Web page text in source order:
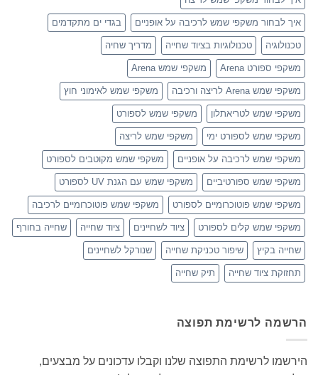
איך לבחור משקפי שמש לרכיבה על אופניים בגדי ים מתקדמים
טכנולוגיה טכנולוגיות בציוד שחייה מדריך שחיה
משקפי ספורט Arena משקפי שמש Arena
משקפי שמש Arena לריצה ורכיבה משקפי שמש לאימוני חוץ
משקפי שמש לטריאתלון משקפי שמש לספורט
משקפי שמש לספורט ימי משקפי שמש לריצה
משקפי שמש לרכיבה על אופניים משקפי שמש מקוטבים לספורט
משקפי שמש ספורטיביים משקפי שמש עם הגנת UV לספורט
משקפי שמש פוטוכרומיים לספורט משקפי שמש פוטוכרומיים לרכיבה
משקפי שמש קלים לספורט ציוד לשחיינים ציוד שחייה שחייה בחורף
שחייה בקיץ שיפור טכניקת שחייה שנורקל לשחיינים
תחזוקת ציוד שחייה תיק שחייה
הרשמה לרשימת תפוצה
הירשמו לרשימת התפוצה שלנו וקבלו עדכונים על מבצעים,